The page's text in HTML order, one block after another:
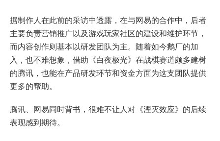
据制作人在此前的采访中透露，在与网易的合作中，后者
主要负责营销推广以及游戏玩家社区的建设和维护环节，
而内容创作则基本以研发团队为主。随着如今鹅厂的加
入，也不难想象，借助《白夜极光》在战棋赛道颇多建树
的腾讯，也能在产品研发环节和资金方面为这支团队提供
更多的帮助。
腾讯、网易同时背书，很难不让人对《湮灭效应》的后续
表现感到期待。